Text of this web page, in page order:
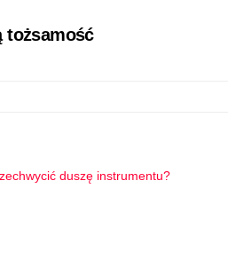
tożsamość
duszę instrumentu?